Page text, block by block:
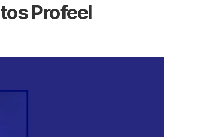
Profeel